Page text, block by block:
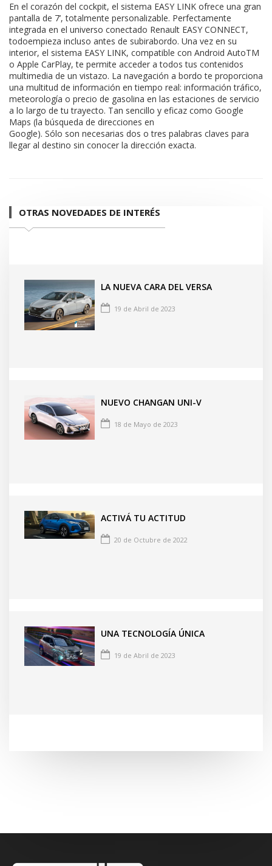
En el corazón del cockpit, el sistema EASY LINK ofrece una gran
pantalla de 7’, totalmente personalizable. Perfectamente
integrada en el universo conectado Renault EASY CONNECT,
todoempieza incluso antes de subirabordo. Una vez en su
interior, el sistema EASY LINK, compatible con Android AutoTM
o Apple CarPlay, te permite acceder a todos tus contenidos
multimedia de un vistazo. La navegación a bordo te proporciona
una multitud de información en tiempo real: información tráfico,
meteorología o precio de gasolina en las estaciones de servicio
a lo largo de tu trayecto. Tan sencillo y eficaz como Google
Maps (la búsqueda de direcciones en
Google). Sólo son necesarias dos o tres palabras claves para
llegar al destino sin conocer la dirección exacta.
OTRAS NOVEDADES DE INTERÉS
LA NUEVA CARA DEL VERSA
19 de Abril de 2023
NUEVO CHANGAN UNI-V
18 de Mayo de 2023
ACTIVÁ TU ACTITUD
20 de Octubre de 2022
UNA TECNOLOGÍA ÚNICA
19 de Abril de 2023